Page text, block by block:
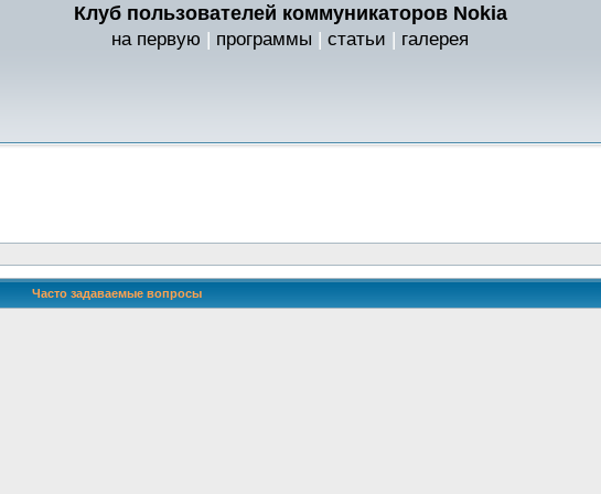
Клуб пользователей коммуникаторов Nokia
на первую | программы | статьи | галерея
Часто задаваемые вопросы